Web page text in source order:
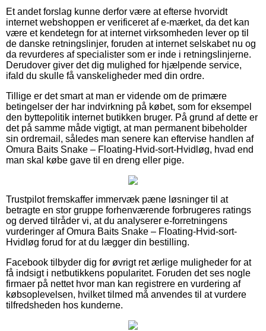
Et andet forslag kunne derfor være at efterse hvorvidt
internet webshoppen er verificeret af e-mærket, da det kan
være et kendetegn for at internet virksomheden lever op til
de danske retningslinjer, foruden at internet selskabet nu og
da revurderes af specialister som er inde i retningslinjerne.
Derudover giver det dig mulighed for hjælpende service,
ifald du skulle få vanskeligheder med din ordre.
Tillige er det smart at man er vidende om de primære
betingelser der har indvirkning på købet, som for eksempel
den byttepolitik internet butikken bruger. På grund af dette er
det på samme måde vigtigt, at man permanent bibeholder
sin ordremail, således man senere kan eftervise handlen af
Omura Baits Snake – Floating-Hvid-sort-Hvidløg, hvad end
man skal købe gave til en dreng eller pige.
Trustpilot fremskaffer immervæk pæne løsninger til at
betragte en stor gruppe forhenværende forbrugeres ratings
og derved tilråder vi, at du analyserer e-forretningens
vurderinger af Omura Baits Snake – Floating-Hvid-sort-
Hvidløg forud for at du lægger din bestilling.
Facebook tilbyder dig for øvrigt ret ærlige muligheder for at
få indsigt i netbutikkens popularitet. Foruden det ses nogle
firmaer på nettet hvor man kan registrere en vurdering af
købsoplevelsen, hvilket tilmed må anvendes til at vurdere
tilfredsheden hos kunderne.